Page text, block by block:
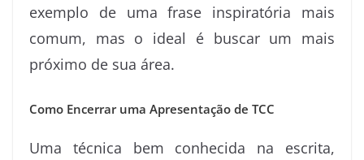
exemplo de uma frase inspiratória mais
comum, mas o ideal é buscar um mais
próximo de sua área.
Como Encerrar uma Apresentação de TCC
Uma técnica bem conhecida na escrita,